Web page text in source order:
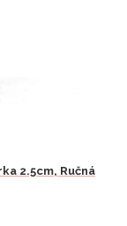
2.5cm, Ručná